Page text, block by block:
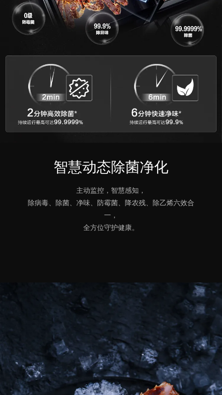
智慧动态除菌净化
主动监控，智慧感知，
除病毒、除菌、净味、防霉菌、降农残、除乙烯六效合
一，
全方位守护健康。